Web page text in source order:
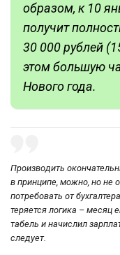
образом, к 10
получит
30 000 рублей
этом большую
Нового года.
Производить
в принципе, можно, но не
потребовать от
теряется логика – месяц
табель и начислил
следует.